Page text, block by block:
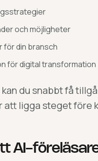
och möjligheter
för din bransch
för digital transformation
du snabbt få
att ligga steget före
AI-